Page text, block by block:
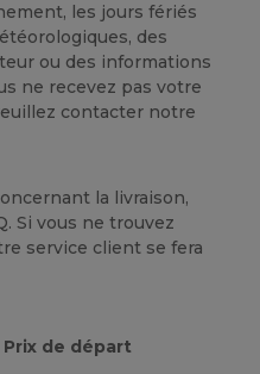
les jours fériés
des
ou des informations
ne recevez pas votre
contacter notre
la livraison,
Si vous ne trouvez
service client se fera
Prix de départ